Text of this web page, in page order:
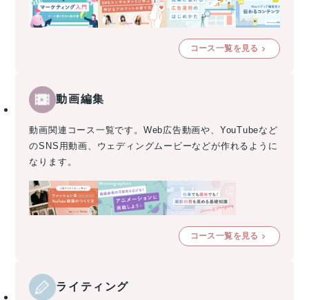
コース一覧を見る
動画編集
動画関連コース一覧です。Web広告動画や、YouTubeなど
のSNS用動画、ウェディングムービーなどが作れるように
なります。
コース一覧を見る
ライティング